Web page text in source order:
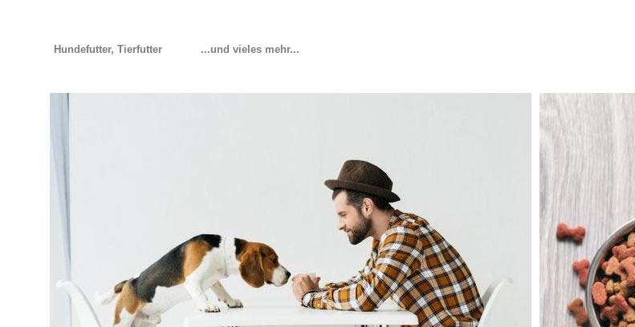
Hundefutter, Tierfutter ...und vieles mehr...